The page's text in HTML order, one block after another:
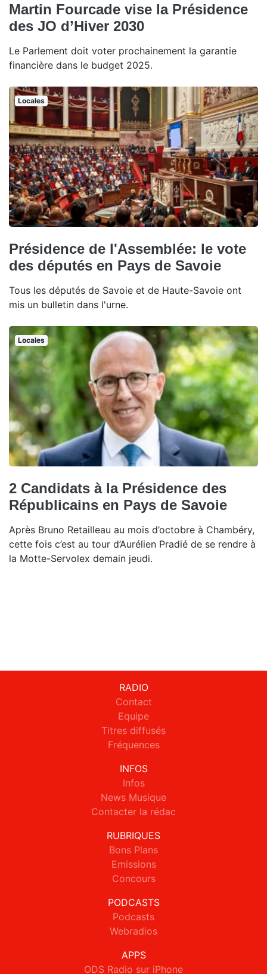
Martin Fourcade vise la Présidence
des JO d’Hiver 2030
Le Parlement doit voter prochainement la garantie
financière dans le budget 2025.
Locales
Présidence de l'Assemblée: le vote
des députés en Pays de Savoie
Tous les députés de Savoie et de Haute-Savoie ont
mis un bulletin dans l'urne.
Locales
2 Candidats à la Présidence des
Républicains en Pays de Savoie
Après Bruno Retailleau au mois d’octobre à Chambéry,
cette fois c’est au tour d’Aurélien Pradié de se rendre à
la Motte-Servolex demain jeudi.
RADIO
Contact
Equipe
Titres diffusés
Fréquences
INFOS
Infos
News Musique
Contacter la rédac
RUBRIQUES
Bons Plans
Emissions
Concours
PODCASTS
Podcasts
Webradios
APPS
ODS Radio sur iPhone